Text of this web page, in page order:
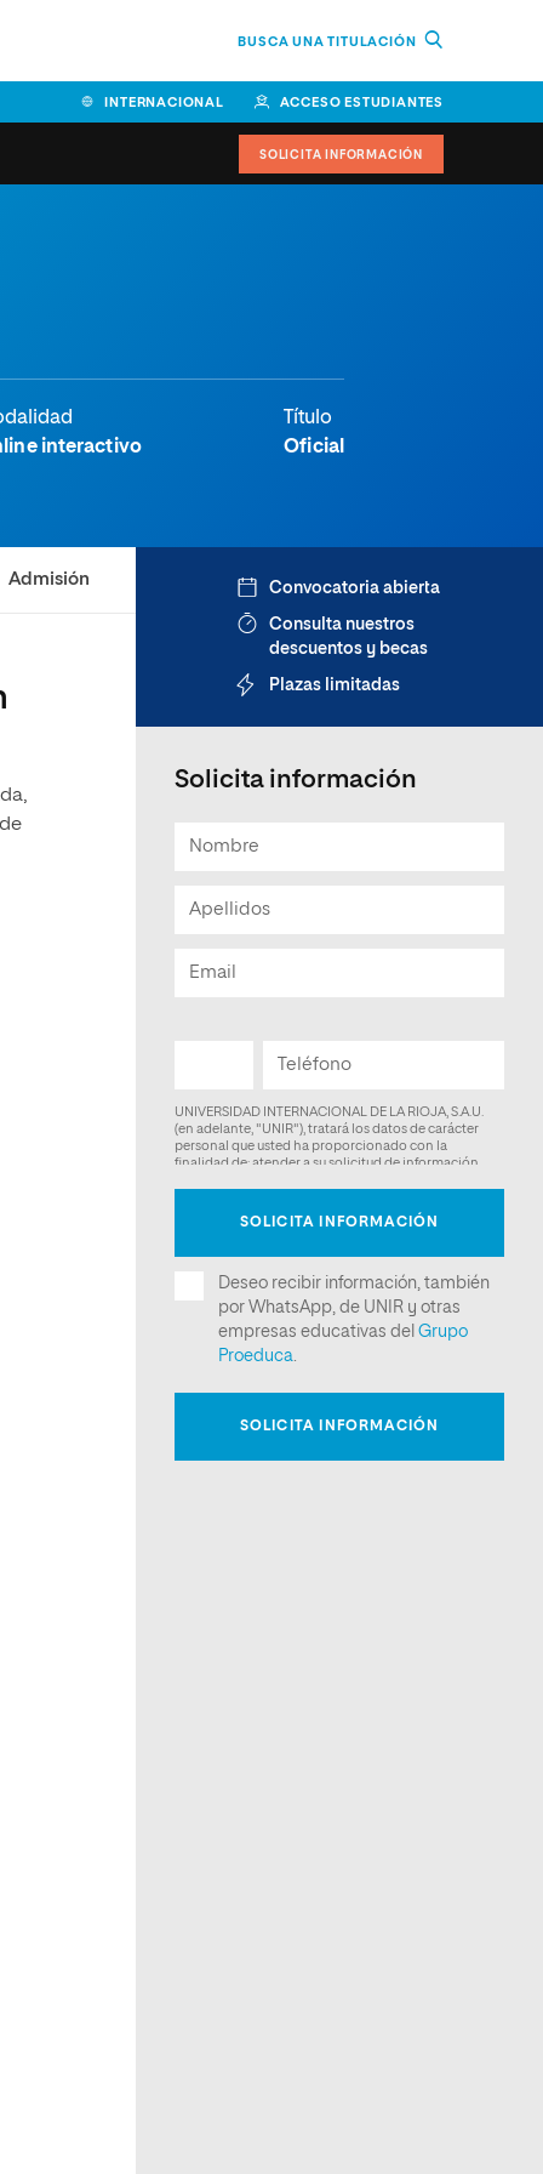
BUSCA UNA TITULACIÓN
INTERNACIONAL ACCESO ESTUDIANTES
SOLICITA INFORMACIÓN
interactivo
Título
Oficial
Admisión Convocatoria abierta
Consulta nuestros
descuentos y becas
Plazas limitadas
Solicita información